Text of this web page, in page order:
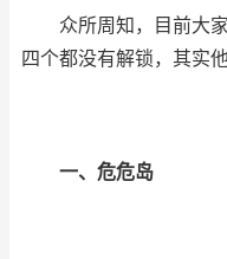
众所周知，目前大家
四个都没有解锁，其
一、危危岛